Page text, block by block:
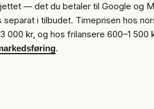
— det du betaler til Google og
i tilbudet. Timeprisen hos
000 kr, og hos frilansere 600–1 500
.